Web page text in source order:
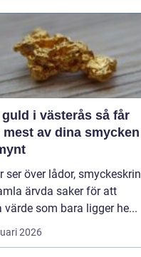
i västerås så får
mest av dina smycken
ser över lådor, smyckeskrin
ärvda saker för att
värde som bara ligger he...
2026